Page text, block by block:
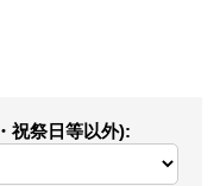
祝祭日等以外):